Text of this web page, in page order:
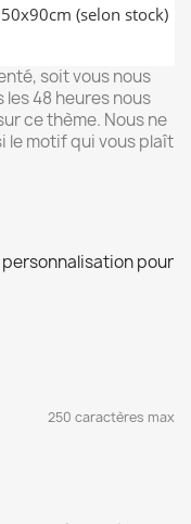
(selon stock)
soit vous nous
48 heures nous
ce thème. Nous ne
le motif qui vous plaît
pour
250 caractères max